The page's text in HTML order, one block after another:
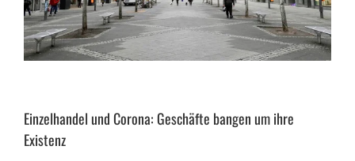
Einzelhandel und Corona: Geschäfte bangen um ihre
Existenz